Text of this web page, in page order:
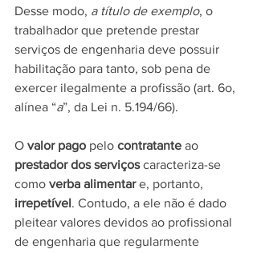
Desse modo, a título de exemplo, o
trabalhador que pretende prestar
serviços de engenharia deve possuir
habilitação para tanto, sob pena de
exercer ilegalmente a profissão (art. 6o,
alínea “a”, da Lei n. 5.194/66).
O valor pago pelo contratante ao
prestador dos serviços caracteriza-se
como verba alimentar e, portanto,
irrepetível. Contudo, a ele não é dado
pleitear valores devidos ao profissional
de engenharia que regularmente